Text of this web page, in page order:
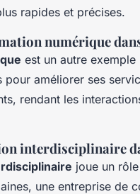
rapides et précises.
numérique
est un autre
améliorer ses
rendant les
interdisciplinaire
joue un
une entreprise de